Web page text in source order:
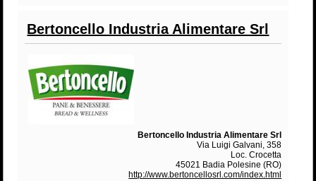
Bertoncello Industria Alimentare Srl
Bertoncello Industria Alimentare Srl
Via Luigi Galvani, 358
Loc. Crocetta
45021 Badia Polesine (RO)
http://www.bertoncellosrl.com/index.html